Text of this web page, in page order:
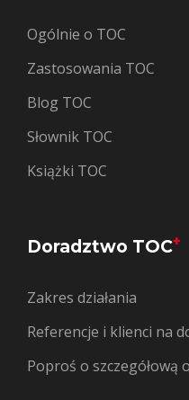
Ogólnie o TOC
Zastosowania TOC
Blog TOC
Słownik TOC
Książki TOC
Doradztwo TOC+
Zakres działania
Referencje i klienci na
Poproś o szczegółową